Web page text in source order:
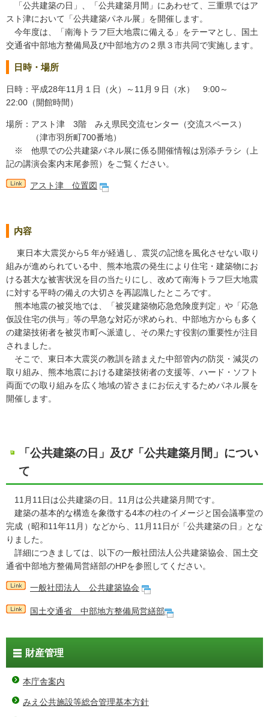
「公共建築の日」、「公共建築月間」にあわせて、三重県ではア
スト津において「公共建築パネル展」を開催します。
今年度は、「南海トラフ巨大地震に備える」をテーマとし、国土
交通省中部地方整備局及び中部地方の２県３市共同で実施します。
日時・場所
日時：平成28年11月１日（火）～11月９日（水） 9:00～
22:00（開館時間）
場所：アスト津 3階 みえ県民交流センター（交流スペース）
（津市羽所町700番地）
※ 他県での公共建築パネル展に係る開催情報は別添チラシ（上
記の講演会案内末尾参照）をご覧ください。
アスト津 位置図
内容
東日本大震災から5 年が経過し、震災の記憶を風化させない取り
組みが進められている中、熊本地震の発生により住宅・建築物にお
ける甚大な被害状況を目の当たりにし、改めて南海トラフ巨大地震
に対する平時の備えの大切さを再認識したところです。
熊本地震の被災地では、「被災建築物応急危険度判定」や「応急
仮設住宅の供与」等の早急な対応が求められ、中部地方からも多く
の建築技術者を被災市町へ派遣し、その果たす役割の重要性が注目
されました。
そこで、東日本大震災の教訓を踏まえた中部管内の防災・減災の
取り組み、熊本地震における建築技術者の支援等、ハード・ソフト
両面での取り組みを広く地域の皆さまにお伝えするためパネル展を
開催します。
「公共建築の日」及び「公共建築月間」につい
て
11月11日は公共建築の日。11月は公共建築月間です。
建築の基本的な構造を象徴する4本の柱のイメージと国会議事堂の
完成（昭和11年11月）などから、11月11日が「公共建築の日」とな
りました。
詳細につきましては、以下の一般社団法人公共建築協会、国土交
通省中部地方整備局営繕部のHPを参照してください。
一般社団法人 公共建築協会
国土交通省 中部地方整備局営繕部
財産管理
本庁舎案内
みえ公共施設等総合管理基本方針